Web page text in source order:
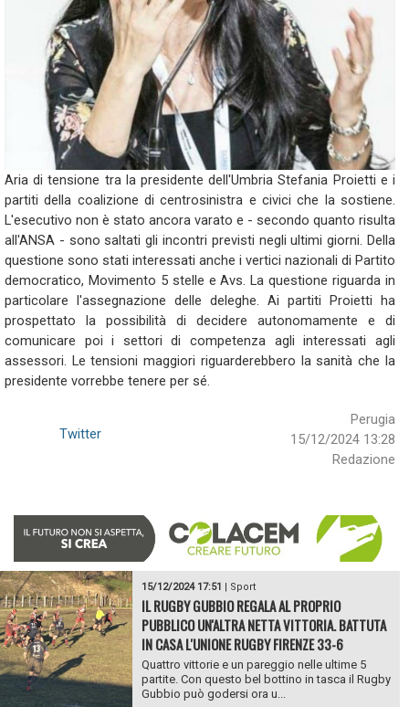
Aria di tensione tra la presidente dell'Umbria Stefania Proietti e i
partiti della coalizione di centrosinistra e civici che la sostiene.
L'esecutivo non è stato ancora varato e - secondo quanto risulta
all'ANSA - sono saltati gli incontri previsti negli ultimi giorni. Della
questione sono stati interessati anche i vertici nazionali di Partito
democratico, Movimento 5 stelle e Avs. La questione riguarda in
particolare l'assegnazione delle deleghe. Ai partiti Proietti ha
prospettato la possibilità di decidere autonomamente e di
comunicare poi i settori di competenza agli interessati agli
assessori. Le tensioni maggiori riguarderebbero la sanità che la
presidente vorrebbe tenere per sé.
Perugia
15/12/2024 13:28
Redazione
Twitter
15/12/2024 17:51 | Sport
IL RUGBY GUBBIO REGALA AL PROPRIO
PUBBLICO UN'ALTRA NETTA VITTORIA. BATTUTA
IN CASA L'UNIONE RUGBY FIRENZE 33-6
Quattro vittorie e un pareggio nelle ultime 5
partite. Con questo bel bottino in tasca il Rugby
Gubbio può godersi ora u...